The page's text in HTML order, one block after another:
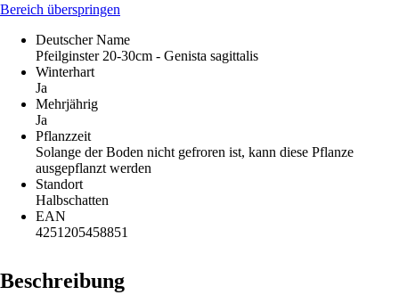
Bereich überspringen
Deutscher Name
Pfeilginster 20-30cm - Genista sagittalis
Winterhart
Ja
Mehrjährig
Ja
Pflanzzeit
Solange der Boden nicht gefroren ist, kann diese Pflanze
ausgepflanzt werden
Standort
Halbschatten
EAN
4251205458851
Beschreibung